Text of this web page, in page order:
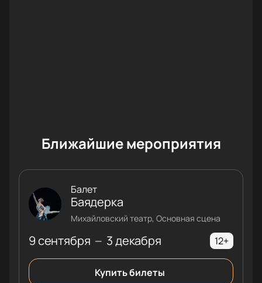
Ближайшие мероприятия
9 сентября — 3 декабря
Балет
Баядерка
Михайловский театр, Основная сцена
12+
Купить билеты